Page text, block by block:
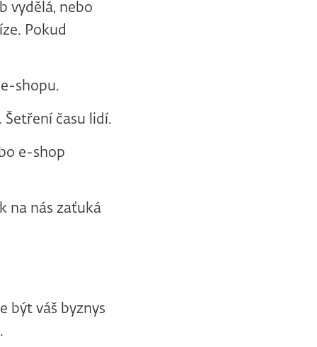
vydělá, nebo
Pokud
shopu.
času lidí.
e-shop
na nás zaťuká
být váš byznys